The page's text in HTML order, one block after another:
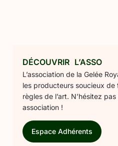
DÉCOUVRIR L’ASSO
L’association de la Gelée
les producteurs soucieux de
règles de l’art. N’hésitez
association !
Espace Adhérents